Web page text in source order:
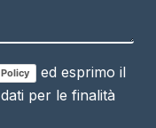
ed esprimo il
per le finalità